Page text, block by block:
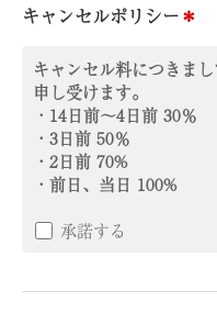
キャンセルポリシー＊
キャンセル料につきま
申し受けます。
・14日前～4日前 30％
・3日前 50％
・2日前 70%
・前日、当日 100%
承諾する